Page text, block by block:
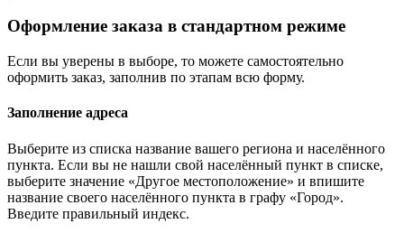
Оформление заказа в стандартном режиме
Если вы уверены в выборе, то можете самостоятельно
оформить заказ, заполнив по этапам всю форму.
Заполнение адреса
Выберите из списка название вашего региона и населённого
пункта. Если вы не нашли свой населённый пункт в списке,
выберите значение «Другое местоположение» и впишите
название своего населённого пункта в графу «Город».
Введите правильный индекс.